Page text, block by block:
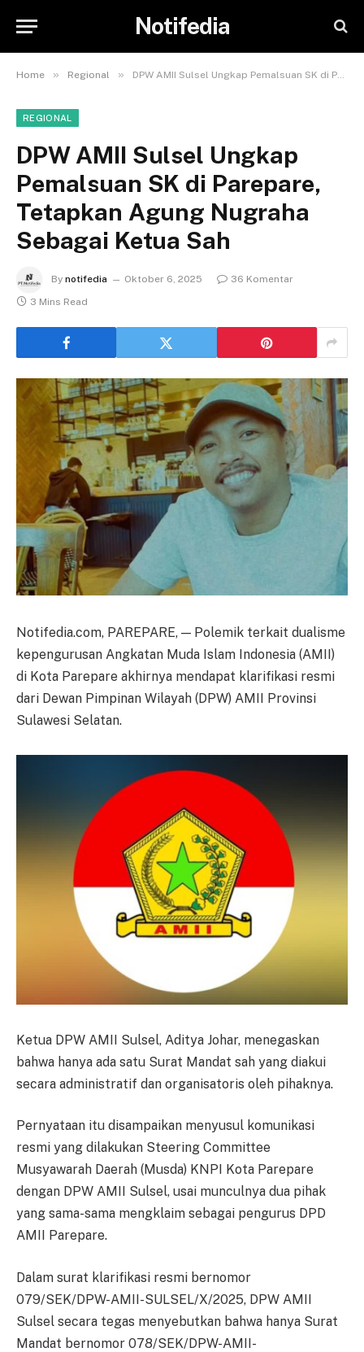
Notifedia
Home » Regional » DPW AMII Sulsel Ungkap Pemalsuan SK di Parepare, Tetapkan Agung Nugraha Sebagai Ketua Sah
REGIONAL
DPW AMII Sulsel Ungkap
Pemalsuan SK di Parepare,
Tetapkan Agung Nugraha
Sebagai Ketua Sah
By notifedia Oktober 6, 2025
36 Komentar
3 Mins Read
Notifedia.com, PAREPARE, — Polemik terkait dualisme
kepengurusan Angkatan Muda Islam Indonesia (AMII)
di Kota Parepare akhirnya mendapat klarifikasi resmi
dari Dewan Pimpinan Wilayah (DPW) AMII Provinsi
Sulawesi Selatan.
Ketua DPW AMII Sulsel, Aditya Johar, menegaskan
bahwa hanya ada satu Surat Mandat sah yang diakui
secara administratif dan organisatoris oleh pihaknya.
Pernyataan itu disampaikan menyusul komunikasi
resmi yang dilakukan Steering Committee
Musyawarah Daerah (Musda) KNPI Kota Parepare
dengan DPW AMII Sulsel, usai munculnya dua pihak
yang sama-sama mengklaim sebagai pengurus DPD
AMII Parepare.
Dalam surat klarifikasi resmi bernomor
079/SEK/DPW-AMII-SULSEL/X/2025, DPW AMII
Sulsel secara tegas menyebutkan bahwa hanya Surat
Mandat bernomor 078/SEK/DPW-AMII-